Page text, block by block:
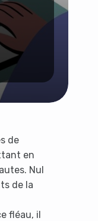
de
en
Nul
de la
fléau, il